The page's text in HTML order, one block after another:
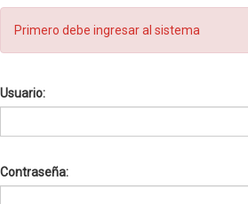
Primero debe ingresar al sistema
Usuario:
Contraseña: